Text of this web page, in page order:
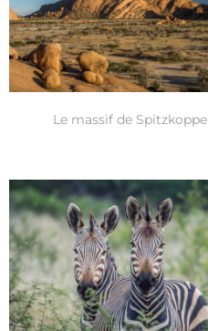
Le massif de Spitzkoppe